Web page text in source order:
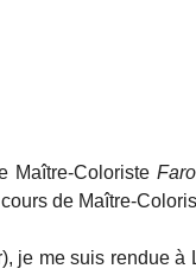
Maître-Coloriste
de Maître-
je me suis rendue